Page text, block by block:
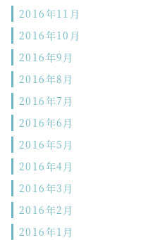
2016年11月
2016年10月
2016年9月
2016年8月
2016年7月
2016年6月
2016年5月
2016年4月
2016年3月
2016年2月
2016年1月